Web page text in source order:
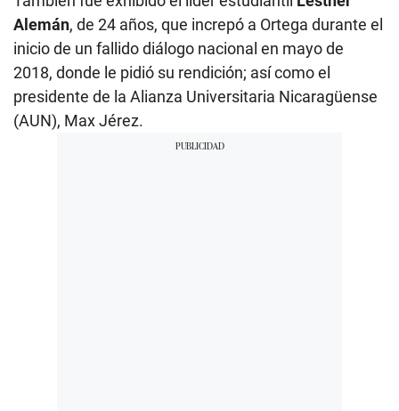
Alemán, de 24 años, que increpó a Ortega durante el
inicio de un fallido diálogo nacional en mayo de
2018, donde le pidió su rendición; así como el
presidente de la Alianza Universitaria Nicaragüense
(AUN), Max Jérez.